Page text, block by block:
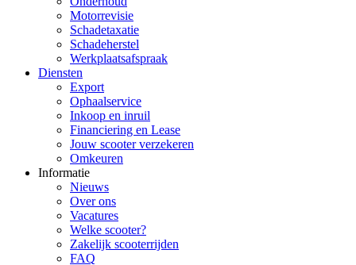
Motorrevisie
Schadetaxatie
Schadeherstel
Werkplaatsafspraak
Diensten
Export
Ophaalservice
Inkoop en inruil
Financiering en Lease
Jouw scooter verzekeren
Omkeuren
Informatie
Nieuws
Over ons
Vacatures
Welke scooter?
Zakelijk scooterrijden
FAQ